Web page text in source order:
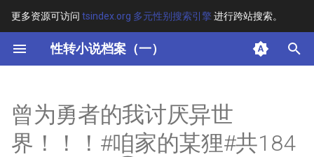
更多资源可访问 tsindex.org 多元性别搜索引擎进行跨站搜索。
性转小说档案（一）
键
开
始
其他信息 [Processed Page
Metadata]
曾为勇者的我讨厌异世
界！！！#咱家的某狸#共184